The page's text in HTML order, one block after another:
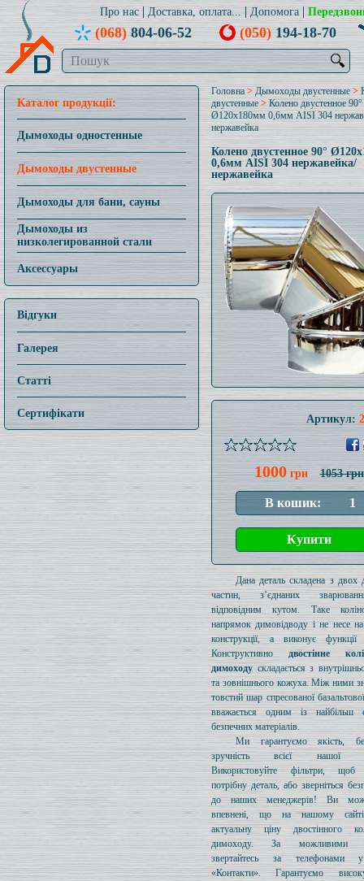
Про нас Доставка, оплата... Допомога
(068)804-06-52 (050)194-18-70
🔍
Каталог продукції:
Дымоходы одностенные
Дымоходы двустенные
Дымоходы для бани, сауны
Дымоходы из
низколегированной стали
Аксессуары
Відгуки
Галерея
Статті
Сертифікати
Головна > Дымоходы двустенные >
двустенные>Колено двустенное 90°
Ø120x180мм 0,6мм AISI 304
нержавейка
Колено двустенное 90°
0,6мм AISI 304 нержавейка/
нержавейка
Артикул:
1000грн 1053 грн
Дана деталь складена з двох
частин, з’єднаних
відповідним кутом. Таке
напрямок димовідводу і не несе
конструкції, а виконує функції
Конструктивно двостінне
димоходу складається з
та зовнішнього кожуха. Між ними
товстий шар спресованої
вважається одним із найбільш
безпечних матеріалів.
Ми гарантуємо якість,
зручність всієї нашої
Використовуйте фільтри, щоб
потрібну деталь, або зверніться
до наших менеджерів! Ви
впевнені, що на нашому
актуальну ціну двостінного
димоходу. За можливими
звертайтесь за телефонами
«Контакти». Гарантуємо